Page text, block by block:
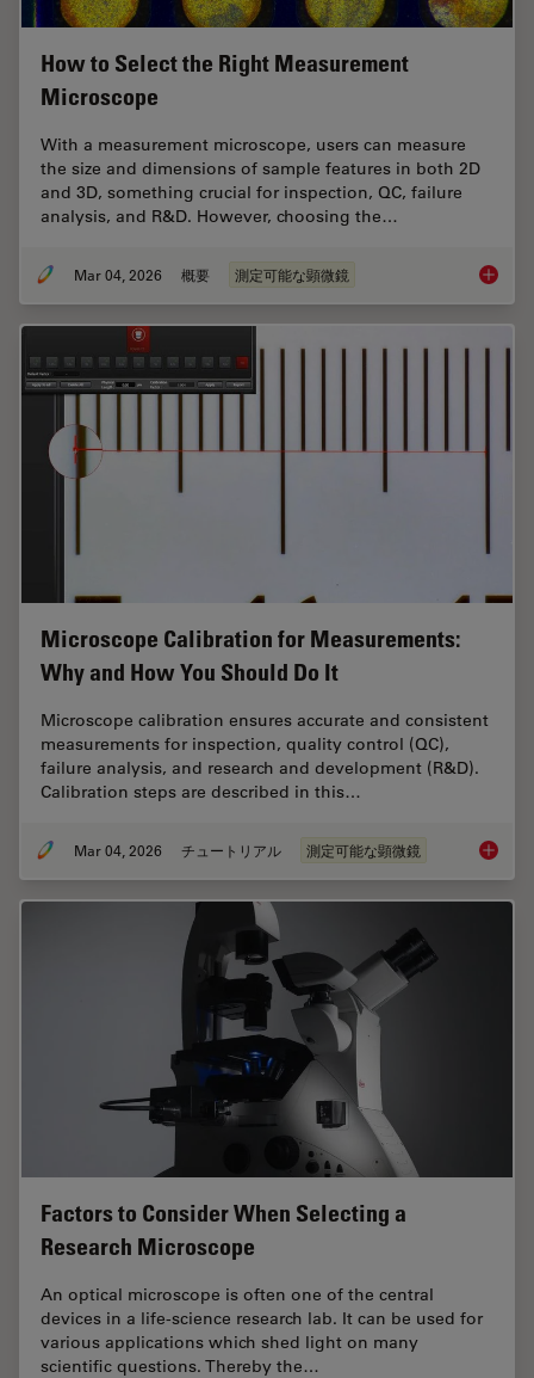
How to Select the Right Measurement
Microscope
With a measurement microscope, users can measure
the size and dimensions of sample features in both 2D
and 3D, something crucial for inspection, QC, failure
analysis, and R&D. However, choosing the…
Mar 04, 2026 概要 測定可能な顕微鏡 How to
Microscope Calibration for Measurements:
Why and How You Should Do It
Microscope calibration ensures accurate and consistent
measurements for inspection, quality control (QC),
failure analysis, and research and development (R&D).
Calibration steps are described in this…
Mar 04, 2026 チュートリアル 測定可能な顕微鏡
Factors to Consider When Selecting a
Research Microscope
An optical microscope is often one of the central
devices in a life-science research lab. It can be used for
various applications which shed light on many
scientific questions. Thereby the…